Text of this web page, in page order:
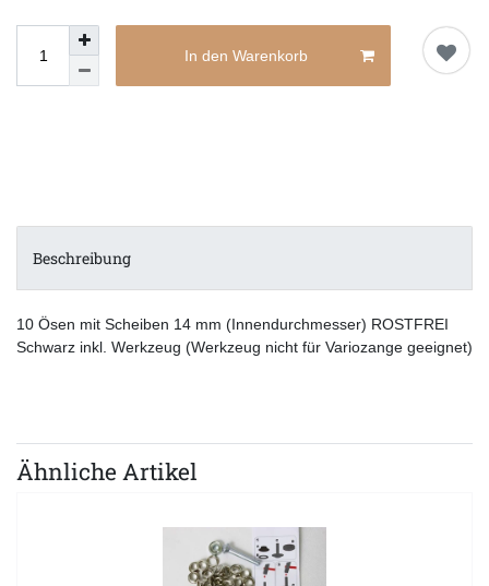
In den Warenkorb
Beschreibung
10 Ösen mit Scheiben 14 mm (Innendurchmesser) ROSTFREI
Schwarz inkl. Werkzeug (Werkzeug nicht für Variozange geeignet)
Ähnliche Artikel